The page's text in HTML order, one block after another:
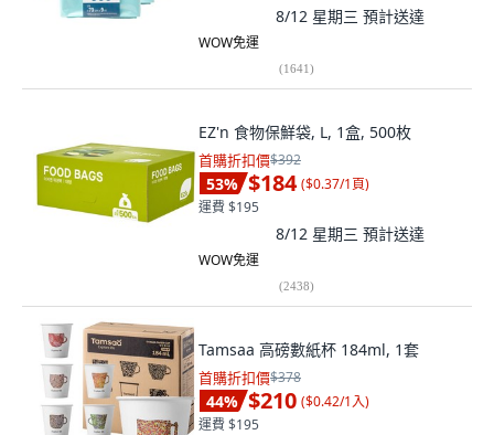
8/12 星期三 預計送達
WOW免運
(1641)
EZ'n 食物保鮮袋, L, 1盒, 500枚
首購折扣價$392
53% $184 ($0.37/1頁)
運費 $195
8/12 星期三 預計送達
WOW免運
(2438)
Tamsaa 高磅數紙杯 184ml, 1套
首購折扣價$378
44% $210 ($0.42/1入)
運費 $195